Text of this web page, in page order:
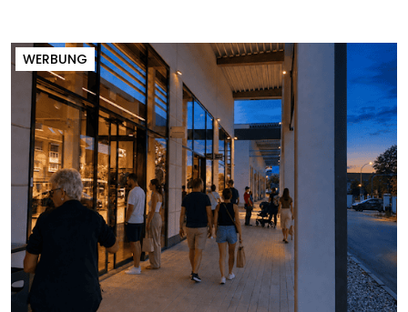
WERBUNG